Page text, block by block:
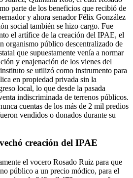
parte de los beneficios que recibió de
y ahora senador Félix González
social también se hizo cargo. Fue
el artífice de la creación del IPAE, el
organismo público descentralizado de
que supuestamente venía a normar
y enajenación de los vienes del
se utilizó como instrumento para
en propiedad privada sin la
local, lo que desde la pasada
indiscriminada de terrenos públicos.
cuentas de los más de 2 mil predios
vendidos o donados durante su
creación del IPAE
el vocero Rosado Ruiz para que
público a un precio módico, para el